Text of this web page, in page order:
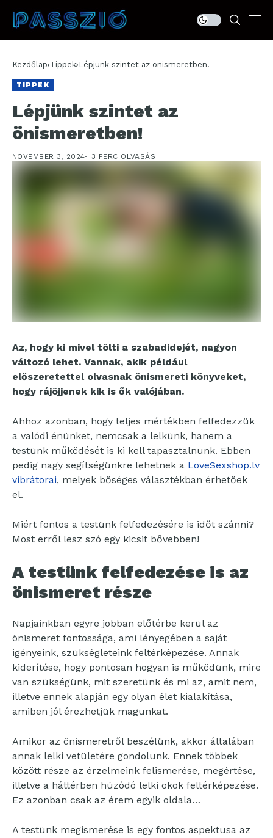
Kezdőlap Tippek Lépjünk szintet az önismeretben!
TIPPEK
Lépjünk szintet az
önismeretben!
NOVEMBER 3, 2024 3 PERC OLVASÁS
Az, hogy ki mivel tölti a szabadidejét, nagyon
változó lehet. Vannak, akik például
előszeretettel olvasnak önismereti könyveket,
hogy rájöjjenek kik is ők valójában.
Ahhoz azonban, hogy teljes mértékben felfedezzük
a valódi énünket, nemcsak a lelkünk, hanem a
testünk működését is ki kell tapasztalnunk. Ebben
pedig nagy segítségünkre lehetnek a LoveSexshop.lv
vibrátorai, melyek bőséges választékban érhetőek
el.
Miért fontos a testünk felfedezésére is időt szánni?
Most erről lesz szó egy kicsit bővebben!
A testünk felfedezése is az
önismeret része
Napjainkban egyre jobban előtérbe kerül az
önismeret fontossága, ami lényegében a saját
igényeink, szükségleteink feltérképezése. Annak
kiderítése, hogy pontosan hogyan is működünk, mire
van szükségünk, mit szeretünk és mi az, amit nem,
illetve ennek alapján egy olyan élet kialakítása,
amiben jól érezhetjük magunkat.
Amikor az önismeretről beszélünk, akkor általában
annak lelki vetületére gondolunk. Ennek többek
között része az érzelmeink felismerése, megértése,
illetve a háttérben húzódó lelki okok feltérképezése.
Ez azonban csak az érem egyik oldala…
A testünk megismerése is egy fontos aspektusa az